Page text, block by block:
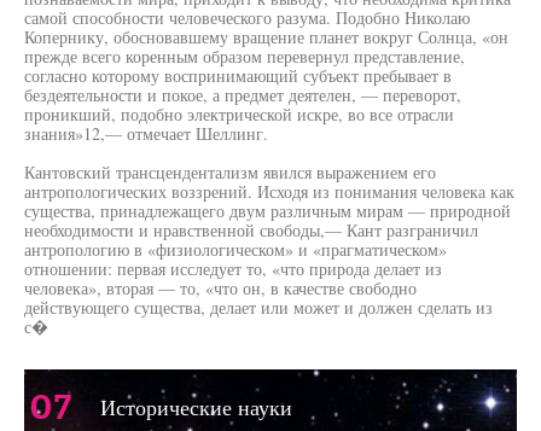
самой способности человеческого разума. Подобно Николаю
Копернику, обосновавшему вращение планет вокруг Солнца, «он
прежде всего коренным образом перевернул представление,
согласно которому воспринимающий субъект пребывает в
бездеятельности и покое, а предмет деятелен, — переворот,
проникший, подобно электрической искре, во все отрасли
знания»12,— отмечает Шеллинг.
Кантовский трансцендентализм явился выражением его
антропологических воззрений. Исходя из понимания человека как
существа, принадлежащего двум различным мирам — природной
необходимости и нравственной свободы,— Кант разграничил
антропологию в «физиологическом» и «прагматическом»
отношении: первая исследует то, «что природа делает из
человека», вторая — то, «что он, в качестве свободно
действующего существа, делает или может и должен сделать из
с�
07 Исторические науки